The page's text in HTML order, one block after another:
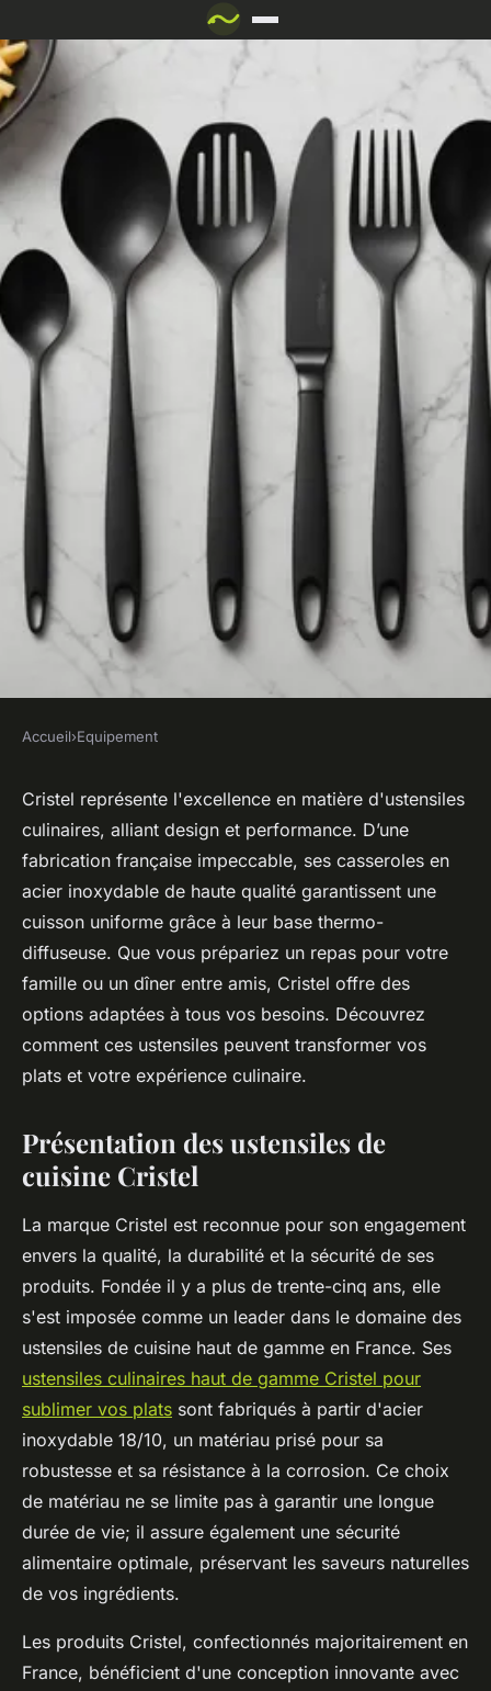
EQUIPEMENT
Cristel : l'excellence des
ustensiles culinaires pour
sublimer vos plats
admin•28 mai 2025•5 min de lecture
Accueil›Equipement
Cristel représente l'excellence en matière d'ustensiles
culinaires, alliant design et performance. D’une
fabrication française impeccable, ses casseroles en
acier inoxydable de haute qualité garantissent une
cuisson uniforme grâce à leur base thermo-
diffuseuse. Que vous prépariez un repas pour votre
famille ou un dîner entre amis, Cristel offre des
options adaptées à tous vos besoins. Découvrez
comment ces ustensiles peuvent transformer vos
plats et votre expérience culinaire.
Présentation des ustensiles de
cuisine Cristel
La marque Cristel est reconnue pour son engagement
envers la qualité, la durabilité et la sécurité de ses
produits. Fondée il y a plus de trente-cinq ans, elle
s'est imposée comme un leader dans le domaine des
ustensiles de cuisine haut de gamme en France. Ses
ustensiles culinaires haut de gamme Cristel pour
sublimer vos plats sont fabriqués à partir d'acier
inoxydable 18/10, un matériau prisé pour sa
robustesse et sa résistance à la corrosion. Ce choix
de matériau ne se limite pas à garantir une longue
durée de vie; il assure également une sécurité
alimentaire optimale, préservant les saveurs naturelles
de vos ingrédients.
Les produits Cristel, confectionnés majoritairement en
France, bénéficient d'une conception innovante avec